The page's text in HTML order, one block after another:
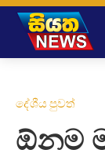
දේශීය පුවත්
ඕනම